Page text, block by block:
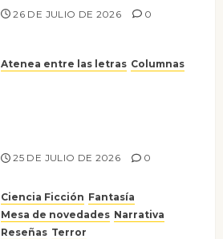
26 DE JULIO DE 2026 0
Atenea entre las letras Columnas
25 DE JULIO DE 2026 0
Ciencia Ficción Fantasía
Mesa de novedades Narrativa
Reseñas Terror